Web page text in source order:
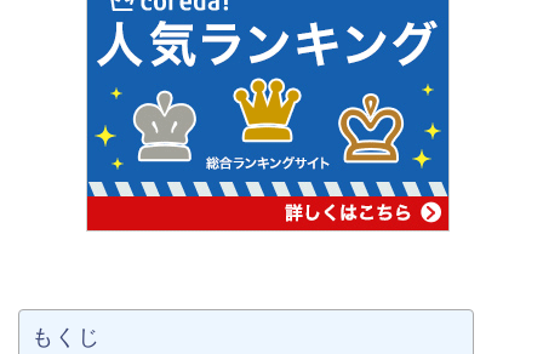
もくじ